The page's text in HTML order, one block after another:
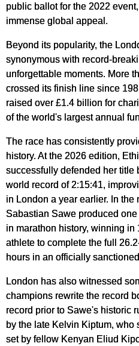
public ballot for the 2022
immense global appeal.
Beyond its popularity, the
synonymous with record-
unforgettable moments. More
crossed its finish line since
raised over £1.4 billion for
of the world's largest annual
The race has consistently
history. At the 2026 edition,
successfully defended her title
world record of 2:15:41,
in London a year earlier. In the
Sabastian Sawe produced
in marathon history, winning in
athlete to complete the full
hours in an officially
London has also witnessed
champions rewrite the record
record prior to Sawe's historic
by the late Kelvin Kiptum,
set by fellow Kenyan Eliud